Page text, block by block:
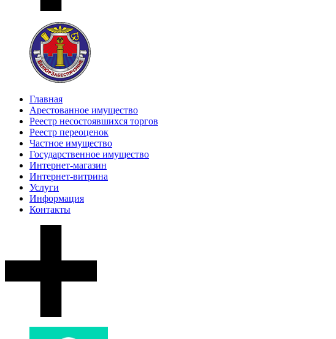
Главная
Арестованное имущество
Реестр несостоявшихся торгов
Реестр переоценок
Частное имущество
Государственное имущество
Интернет-магазин
Интернет-витрина
Услуги
Информация
Контакты